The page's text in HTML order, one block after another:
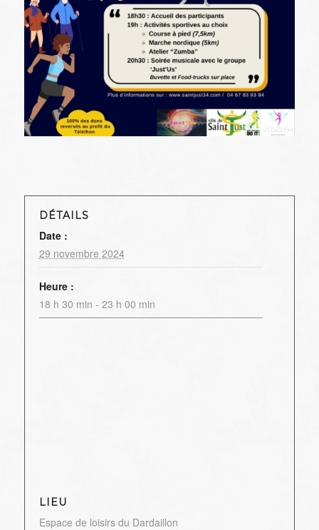
DÉTAILS
Date :
29 novembre 2024
Heure :
18 h 30 min - 23 h 00 min
LIEU
Espace de loisirs du Dardaillon